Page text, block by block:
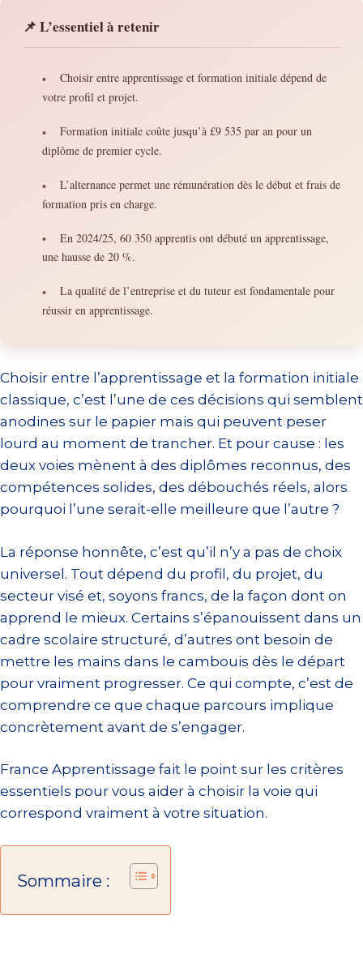
📌 L’essentiel à retenir
•
Choisir entre apprentissage et formation initiale dépend de
votre profil et projet.
•
Formation initiale coûte jusqu’à £9 535 par an pour un
diplôme de premier cycle.
•
L’alternance permet une rémunération dès le début et frais de
formation pris en charge.
•
En 2024/25, 60 350 apprentis ont débuté un apprentissage,
une hausse de 20 %.
•
La qualité de l’entreprise et du tuteur est fondamentale pour
réussir en apprentissage.
Choisir entre l’apprentissage et la formation initiale
classique, c’est l’une de ces décisions qui semblent
anodines sur le papier mais qui peuvent peser
lourd au moment de trancher. Et pour cause : les
deux voies mènent à des diplômes reconnus, des
compétences solides, des débouchés réels, alors
pourquoi l’une serait-elle meilleure que l’autre ?
La réponse honnête, c’est qu’il n’y a pas de choix
universel. Tout dépend du profil, du projet, du
secteur visé et, soyons francs, de la façon dont on
apprend le mieux. Certains s’épanouissent dans un
cadre scolaire structuré, d’autres ont besoin de
mettre les mains dans le cambouis dès le départ
pour vraiment progresser. Ce qui compte, c’est de
comprendre ce que chaque parcours implique
concrètement avant de s’engager.
France Apprentissage fait le point sur les critères
essentiels pour vous aider à choisir la voie qui
correspond vraiment à votre situation.
Sommaire :